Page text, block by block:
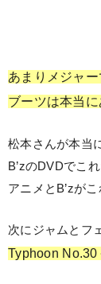
あまりメジャ
ブーツは本当に
松本さんが本当
B’zのDVDでこ
アニメとB’zが
次にジャムとフ
Typhoon No.30